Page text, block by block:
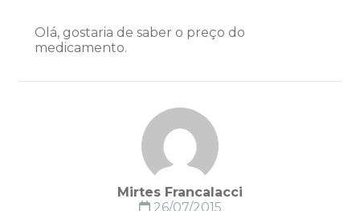
Olá, gostaria de saber o preço do
medicamento.
Mirtes Francalacci
26/07/2015